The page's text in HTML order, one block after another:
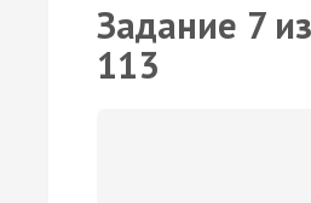
Задание 7
113